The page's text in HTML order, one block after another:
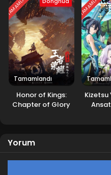
Tales of
Blm 67 - Ocak 28,
Tales of
Blm 66 - Ocak 19,
Tales of
Tamamlandı
Honor of Kings:
Chapter of Glory
Kizetsu
Yorum